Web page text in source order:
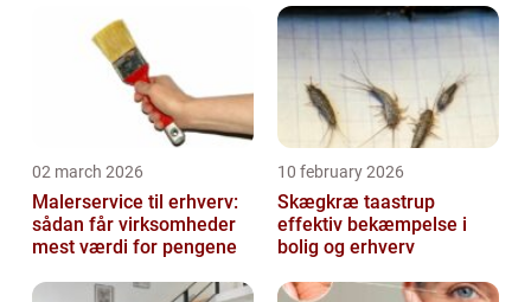
02 march 2026
Malerservice til erhverv:
sådan får virksomheder
mest værdi for pengene
10 february 2026
Skægkræ taastrup
effektiv bekæmpelse i
bolig og erhverv